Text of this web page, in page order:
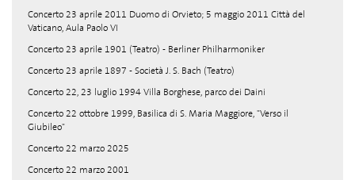
Concerto 23 aprile 2011 Duomo di Orvieto; 5 maggio 2011 Città del
Vaticano, Aula Paolo VI
Concerto 23 aprile 1901 (Teatro) - Berliner Philharmoniker
Concerto 23 aprile 1897 - Società J. S. Bach (Teatro)
Concerto 22, 23 luglio 1994 Villa Borghese, parco dei Daini
Concerto 22 ottobre 1999, Basilica di S. Maria Maggiore, "Verso il
Giubileo"
Concerto 22 marzo 2025
Concerto 22 marzo 2001